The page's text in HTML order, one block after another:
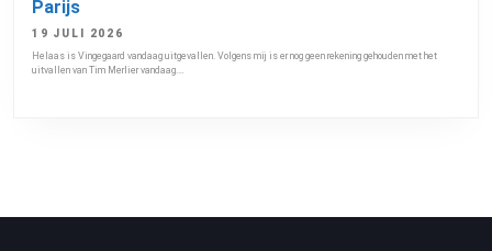
Parijs
19 JULI 2026
Helaas is Vingegaard vandaag uitgevallen. Volgens mij is er nog geen rekening gehouden met het
uitvallen van Tim Merlier vandaag.…